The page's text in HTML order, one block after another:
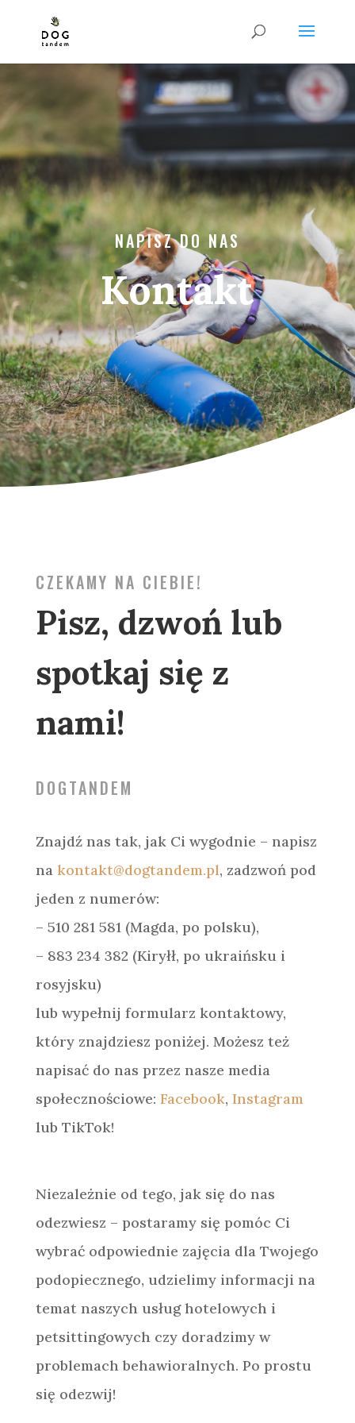
NAPISZ DO NAS
Kontakt
CZEKAMY NA CIEBIE!
Pisz, dzwoń lub
spotkaj się z
nami!
DOGTANDEM
Znajdź nas tak, jak Ci wygodnie – napisz
na kontakt@dogtandem.pl, zadzwoń pod
jeden z numerów:
– 510 281 581 (Magda, po polsku),
– 883 234 382 (Kiryłł, po ukraińsku i
rosyjsku)
lub wypełnij formularz kontaktowy,
który znajdziesz poniżej. Możesz też
napisać do nas przez nasze media
społecznościowe: Facebook, Instagram
lub TikTok!
Niezależnie od tego, jak się do nas
odezwiesz – postaramy się pomóc Ci
wybrać odpowiednie zajęcia dla Twojego
podopiecznego, udzielimy informacji na
temat naszych usług hotelowych i
petsittingowych czy doradzimy w
problemach behawioralnych. Po prostu
się odezwij!